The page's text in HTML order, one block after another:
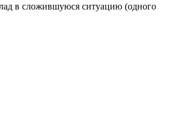
в сложившуюся ситуацию (одного